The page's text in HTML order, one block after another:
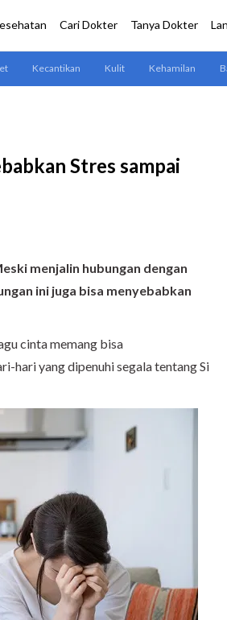
Stres sampai
menjalin hubungan dengan
ini juga bisa menyebabkan
cinta memang bisa
hari yang dipenuhi segala tentang Si